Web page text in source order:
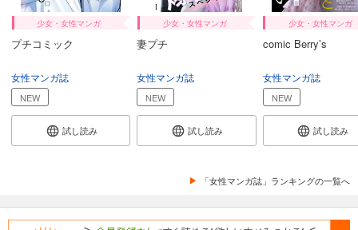
試し読み
あらすじを表示する
試し読み
あらすじを表示する
Comic ZERO-SUM (コミック ゼロサム) 2024年7月号[雑誌]
カート
少女・女性マンガ
プチコミック
女性マンガ誌
NEW
試し読み
少女・女性マンガ
妻プチ
女性マンガ誌
NEW
試し読み
少女・女性マンガ
comic Berry’s
女性マンガ誌
NEW
試し読み
「女性マンガ誌」ランキングの一覧へ